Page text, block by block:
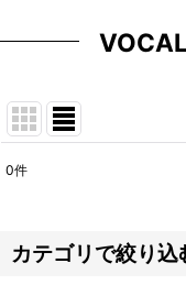
並び順:
0件
カテゴリで絞り込